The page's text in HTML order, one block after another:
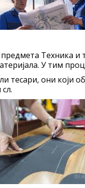
Техника
У тим
тесари, они који